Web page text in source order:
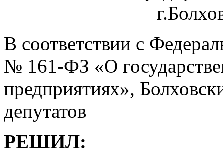
В соответствии с
№ 161-ФЗ «О
предприятиях»,
депутатов
РЕШИЛ: